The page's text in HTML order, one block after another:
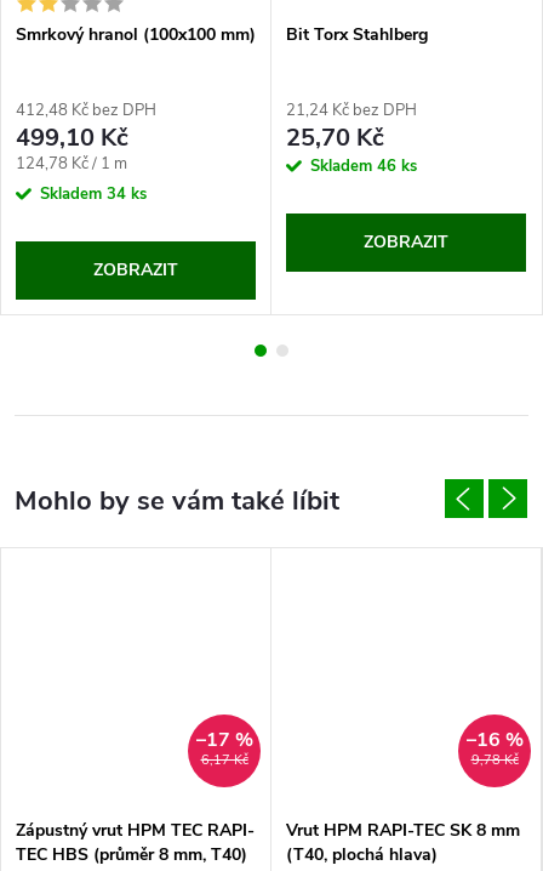
Smrkový hranol (100x100 mm)
412,48 Kč bez DPH
499,10 Kč
Měrná
cena:
124,78 Kč / 1 m
Skladem 34 ks
ZOBRAZIT
Bit Torx Stahlberg
21,24 Kč bez DPH
25,70 Kč
Skladem 46 ks
ZOBRAZIT
6,17 Kč
–17 %
Zápustný vrut HPM TEC RAPI-
TEC HBS (průměr 8 mm, T40)
9,78 Kč
–16 %
Vrut HPM RAPI-TEC SK 8 mm
(T40, plochá hlava)